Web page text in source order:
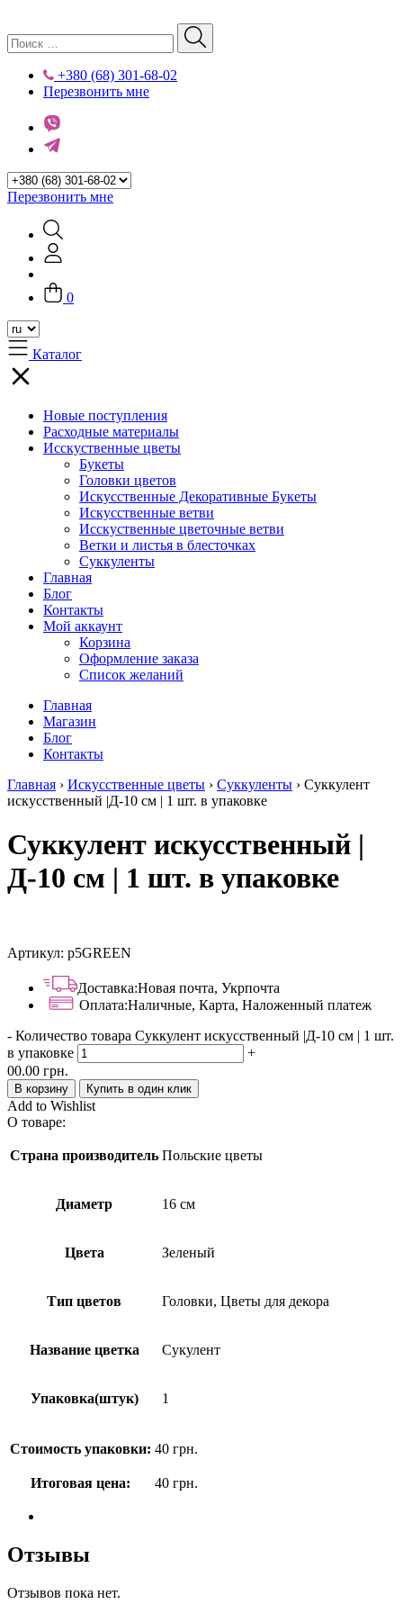
+380 (68) 301-68-02
Перезвонить мне
Перезвонить мне
0
Каталог
Новые поступления
Расходные материалы
Исскуственные цветы
Букеты
Головки цветов
Искусственные Декоративные Букеты
Искусственные ветви
Исскуственные цветочные ветви
Ветки и листья в блесточках
Суккуленты
Главная
Блог
Контакты
Мой аккаунт
Корзина
Оформление заказа
Список желаний
Главная
Магазин
Блог
Контакты
Главная › Искусственные цветы › Суккуленты › Суккулент
искусственный |Д-10 см | 1 шт. в упаковке
Суккулент искусственный |
Д-10 см | 1 шт. в упаковке
Артикул: p5GREEN
Доставка:Новая почта, Укрпочта
Оплата:Наличные, Карта, Наложенный платеж
- Количество товара Суккулент искусственный |Д-10 см | 1 шт.
в упаковке
+
00.00 грн.
В корзину Купить в один клик
Add to Wishlist
О товаре:
Страна производитель Польские цветы
Диаметр 16 см
Цвета Зеленый
Тип цветов Головки, Цветы для декора
Название цветка Сукулент
Упаковка(штук) 1
Стоимость упаковки: 40 грн.
Итоговая цена: 40 грн.
Отзывы
Отзывов пока нет.